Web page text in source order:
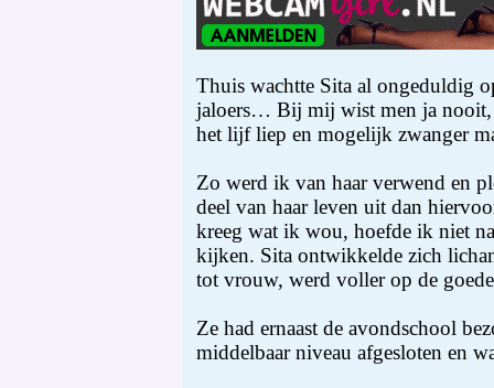
Thuis wachtte Sita al ongeduldig
jaloers… Bij mij wist men ja nooit,
het lijf liep en mogelijk zwanger
Zo werd ik van haar verwend en
deel van haar leven uit dan
kreeg wat ik wou, hoefde ik niet
kijken. Sita ontwikkelde zich
tot vrouw, werd voller op de
Ze had ernaast de avondschool
middelbaar niveau afgesloten en